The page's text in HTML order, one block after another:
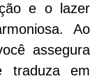
e o lazer
Ao
assegura
traduza em